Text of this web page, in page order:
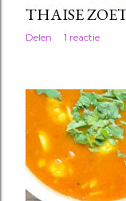
THAISE
Delen 1 reactie